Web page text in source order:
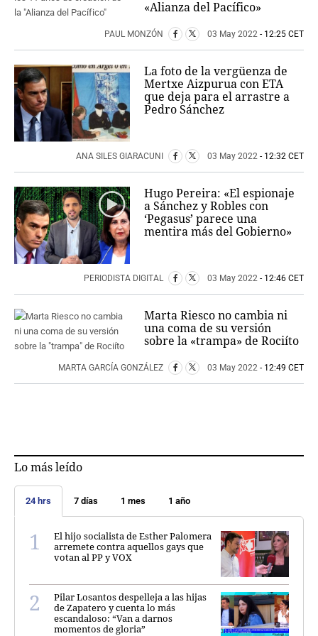
«Alianza del Pacífico»
PAUL MONZÓN 03 May 2022 - 12:25 CET
La foto de la vergüenza de
Mertxe Aizpurua con ETA
que deja para el arrastre a
Pedro Sánchez
ANA SILES GIARACUNI 03 May 2022 - 12:32 CET
Hugo Pereira: «El espionaje
a Sánchez y Robles con
‘Pegasus’ parece una
mentira más del Gobierno»
PERIODISTA DIGITAL 03 May 2022 - 12:46 CET
Marta Riesco no cambia ni
una coma de su versión
sobre la «trampa» de Rociíto
MARTA GARCÍA GONZÁLEZ 03 May 2022 - 12:49 CET
Lo más leído
24 hrs 7 días 1 mes 1 año
El hijo socialista de Esther Palomera
arremete contra aquellos gays que
votan al PP y VOX
Pilar Losantos despelleja a las hijas
de Zapatero y cuenta lo más
escandaloso: “Van a darnos
momentos de gloria”